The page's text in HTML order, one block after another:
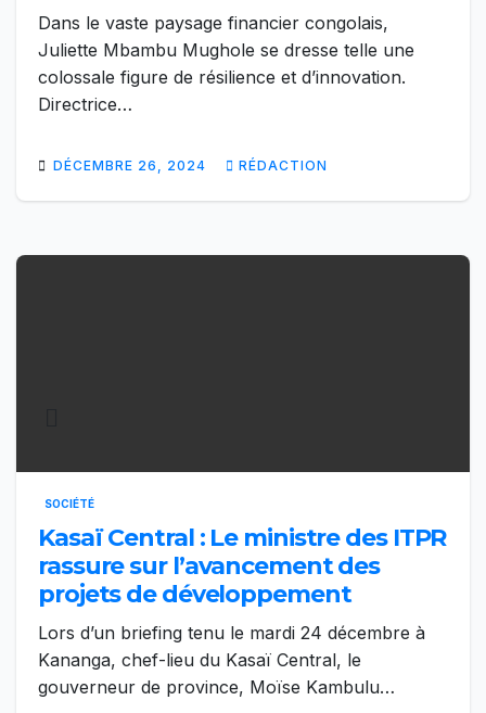
Dans le vaste paysage financier congolais,
Juliette Mbambu Mughole se dresse telle une
colossale figure de résilience et d’innovation.
Directrice…
DÉCEMBRE 26, 2024 RÉDACTION
SOCIÉTÉ
Kasaï Central : Le ministre des ITPR
rassure sur l’avancement des
projets de développement
Lors d’un briefing tenu le mardi 24 décembre à
Kananga, chef-lieu du Kasaï Central, le
gouverneur de province, Moïse Kambulu…